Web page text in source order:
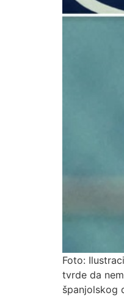
Foto:
tvrde da
španjolskog